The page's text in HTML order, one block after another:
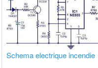
Schema electrique incendie